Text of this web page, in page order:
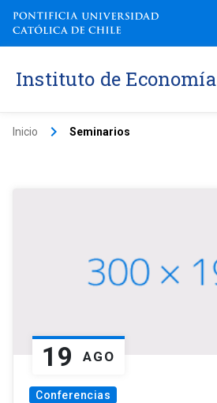
Instituto de Economía
Inicio keyboard_arrow_right Seminarios
19 AGO
Conferencias